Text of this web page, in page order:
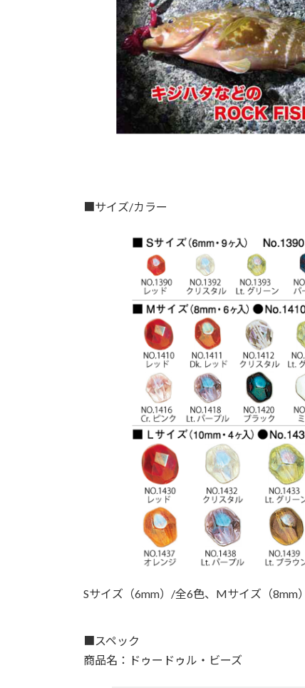
■サイズ/カラー
Sサイズ（6mm）/全6色、Mサイズ（
■スペック
商品名：ドゥードゥル・ビーズ